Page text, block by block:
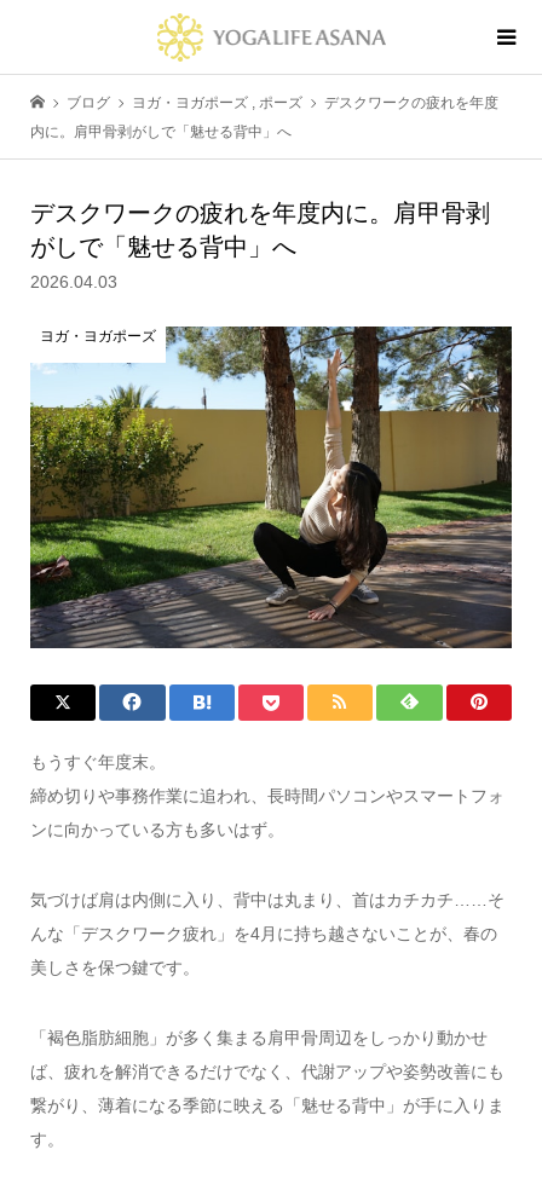
ブログ ヨガ・ヨガポーズ , ポーズ
デスクワークの疲れを年度
内に。肩甲骨剥がしで「魅せる背中」へ
デスクワークの疲れを年度内に。肩甲骨剥
がしで「魅せる背中」へ
2026.04.03
ヨガ・ヨガポーズ
もうすぐ年度末。
締め切りや事務作業に追われ、長時間パソコンやスマートフォ
ンに向かっている方も多いはず。
気づけば肩は内側に入り、背中は丸まり、首はカチカチ……そ
んな「デスクワーク疲れ」を4月に持ち越さないことが、春の
美しさを保つ鍵です。
「褐色脂肪細胞」が多く集まる肩甲骨周辺をしっかり動かせ
ば、疲れを解消できるだけでなく、代謝アップや姿勢改善にも
繋がり、薄着になる季節に映える「魅せる背中」が手に入りま
す。